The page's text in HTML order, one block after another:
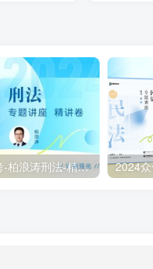
2024众合法考-柏浪涛刑法-精讲卷pdf电子版（附视频1-76全）